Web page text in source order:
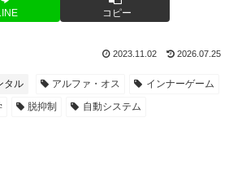
コピー
2023.11.02 2026.07.25
タル アルファ・オス
インナーゲーム
脱抑制 自動システム